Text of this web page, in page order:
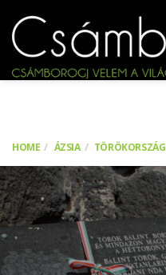
HOME ÁZSIA TÖRÖKORSZÁG